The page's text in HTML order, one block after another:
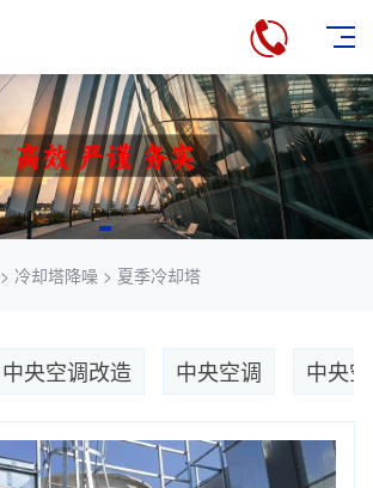
> 冷却塔降噪 > 夏季冷却塔
中央空调改造 中央空调 中央